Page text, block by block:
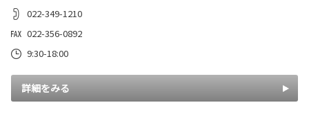
022-349-1210
022-356-0892
9:30-18:00
詳細をみる